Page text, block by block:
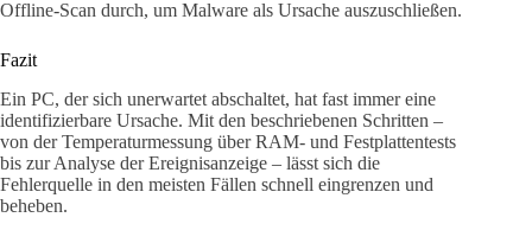
Offline-Scan durch, um Malware als Ursache auszuschließen.
Fazit
Ein PC, der sich unerwartet abschaltet, hat fast immer eine
identifizierbare Ursache. Mit den beschriebenen Schritten –
von der Temperaturmessung über RAM- und Festplattentests
bis zur Analyse der Ereignisanzeige – lässt sich die
Fehlerquelle in den meisten Fällen schnell eingrenzen und
beheben.